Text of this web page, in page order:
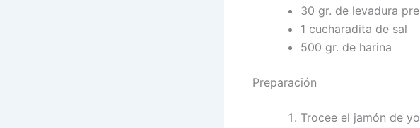
30 gr. de levadura
1 cucharadita de sal
500 gr. de harina
Preparación
Trocee el jamón de